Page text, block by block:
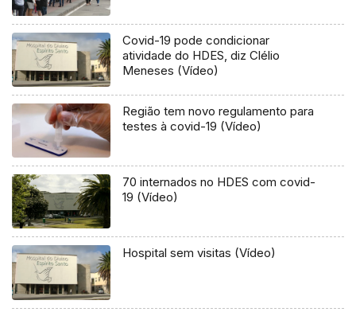
Covid-19 pode condicionar
atividade do HDES, diz Clélio
Meneses (Vídeo)
Região tem novo regulamento para
testes à covid-19 (Vídeo)
70 internados no HDES com covid-
19 (Vídeo)
Hospital sem visitas (Vídeo)